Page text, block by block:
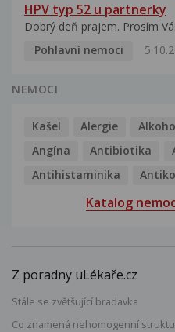
HPV typ 52 u partnerky
Dobrý deň prajem. Prosím
Pohlavní nemoci
NEMOCI
Kašel Alergie
Angína
Antibiotika
Antihistaminika
Katalog
Z poradny uLékaře.cz
Stále se zvětšující bradavka
Co znamená nehomogenní